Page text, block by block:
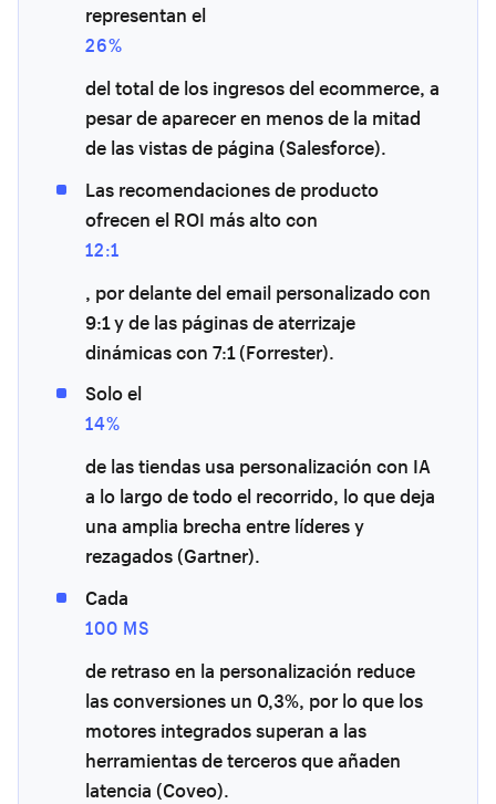
representan el
26%
del total de los ingresos del ecommerce, a
pesar de aparecer en menos de la mitad
de las vistas de página (Salesforce).
Las recomendaciones de producto
ofrecen el ROI más alto con
12:1
, por delante del email personalizado con
9:1 y de las páginas de aterrizaje
dinámicas con 7:1 (Forrester).
Solo el
14%
de las tiendas usa personalización con IA
a lo largo de todo el recorrido, lo que deja
una amplia brecha entre líderes y
rezagados (Gartner).
Cada
100 MS
de retraso en la personalización reduce
las conversiones un 0,3%, por lo que los
motores integrados superan a las
herramientas de terceros que añaden
latencia (Coveo).